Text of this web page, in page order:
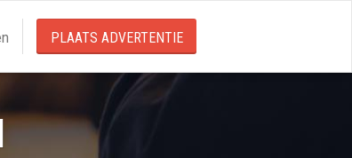
PLAATS ADVERTENTIE